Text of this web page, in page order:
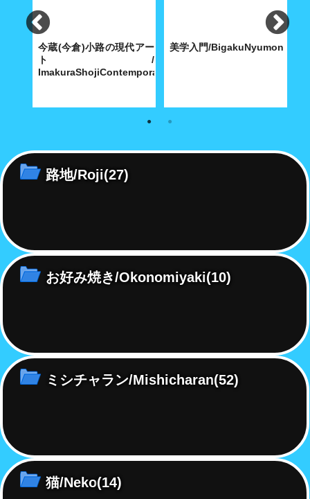
今蔵(今倉)小路の現代アー
ト/
ImakuraShojiContemporaryArt
路地裏には日常の暮らしが生ん
美学入門/BigakuNyumon
尾道町をブラリ歩くと凹みがポ
路地/Roji(27)
お好み焼き/Okonomiyaki(10)
ミシチャラン/Mishicharan(52)
猫/Neko(14)